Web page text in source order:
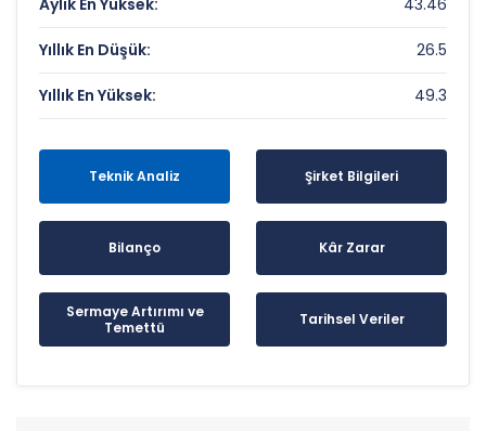
Aylık En Yüksek: 43.46
Yıllık En Düşük: 26.5
Yıllık En Yüksek: 49.3
Teknik Analiz Şirket Bilgileri
Bilanço Kâr Zarar
Sermaye Artırımı ve
Temettü
Tarihsel Veriler